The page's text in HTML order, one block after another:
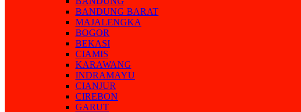
BANDUNG BARAT
MAJALENGKA
BOGOR
BEKASI
CIAMIS
KARAWANG
INDRAMAYU
CIANJUR
CIREBON
GARUT